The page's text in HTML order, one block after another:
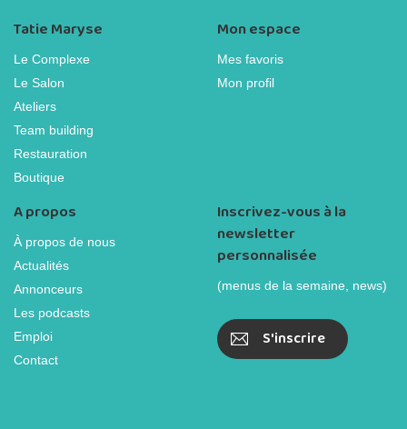
Tatie Maryse
Le Complexe
Le Salon
Ateliers
Team building
Restauration
Boutique
Mon espace
Mes favoris
Mon profil
A propos
À propos de nous
Actualités
Annonceurs
Les podcasts
Emploi
Contact
Inscrivez-vous à la
newsletter
personnalisée
(menus de la semaine, news)
S'inscrire